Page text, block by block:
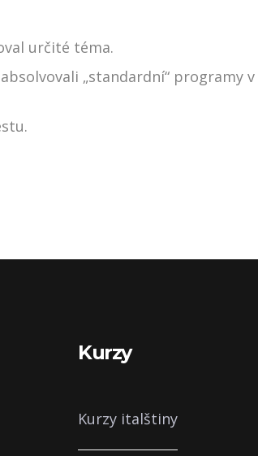
určité téma.
„standardní“ programy
Kurzy
Kurzy italštiny